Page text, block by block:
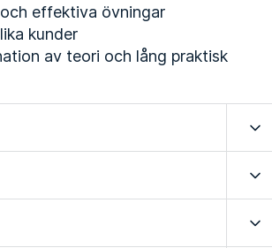
effektiva övningar
kunder
av teori och lång praktisk